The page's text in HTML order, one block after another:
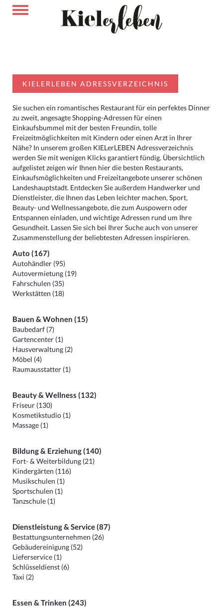
KIELERLEBEN ADRESSVERZEICHNIS
Sie suchen ein romantisches Restaurant für ein perfektes Dinner
zu zweit, angesagte Shopping-Adressen für einen
Einkaufsbummel mit der besten Freundin, tolle
Freizeitmöglichkeiten mit Kindern oder einen Arzt in Ihrer
Nähe? In unserem großen KIELerLEBEN Adressverzeichnis
werden Sie mit wenigen Klicks garantiert fündig. Übersichtlich
aufgelistet zeigen wir Ihnen hier die besten Restaurants,
Einkaufsmöglichkeiten und Freizeitangebote unserer schönen
Landeshauptstadt. Entdecken Sie außerdem Handwerker und
Dienstleister, die Ihnen das Leben leichter machen, Sport,
Beauty- und Wellnessangebote, die zum Auspowern oder
Entspannen einladen, und wichtige Adressen rund um Ihre
Gesundheit. Lassen Sie sich bei Ihrer Suche auch von unserer
Zusammenstellung der beliebtesten Adressen inspirieren.
Auto (167)
Autohändler (95)
Autovermietung (19)
Fahrschulen (35)
Werkstätten (18)
Bauen & Wohnen (15)
Baubedarf (7)
Gartencenter (1)
Hausverwaltung (2)
Möbel (4)
Raumausstatter (1)
Beauty & Wellness (132)
Friseur (130)
Kosmetikstudio (1)
Massage (1)
Bildung & Erziehung (140)
Fort- & Weiterbildung (21)
Kindergärten (116)
Musikschulen (1)
Sportschulen (1)
Tanzschule (1)
Dienstleistung & Service (87)
Bestattungsunternehmen (26)
Gebäudereinigung (52)
Lieferservice (1)
Schlüsseldienst (6)
Taxi (2)
Essen & Trinken (243)